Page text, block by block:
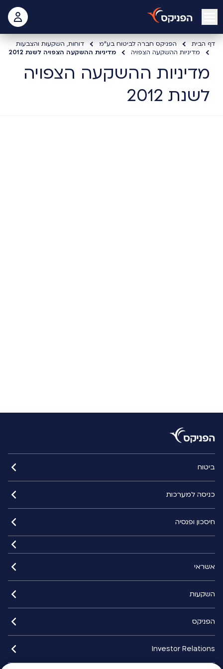
open mobile menu
דף הבית הפניקס חברה לביטוח בע"מ
דוחות, השקעות והצבעות
מדיניות ההשקעה הצפויה
מדיניות ההשקעה הצפויה לשנת 2012
מדיניות ההשקעה הצפויה
לשנת 2012
ביטוח
כניסה למערכות
חיסכון ופנסיה
אשראי
השקעות
הפניקס
Investor Relations